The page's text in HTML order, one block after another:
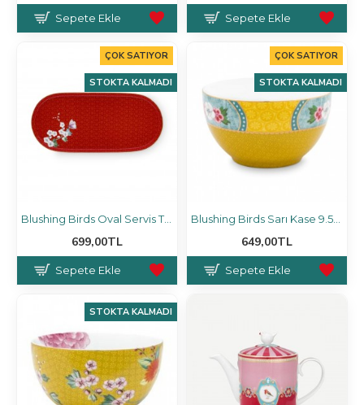
Sepete Ekle Sepete Ekle
ÇOK SATIYOR
STOKTA KALMADI
Blushing Birds Oval Servis Tabağı 25 Cm, Kırmızı
699,00TL
Sepete Ekle
ÇOK SATIYOR
STOKTA KALMADI
Blushing Birds Sarı Kase 9.5 Cm
649,00TL
Sepete Ekle
STOKTA KALMADI